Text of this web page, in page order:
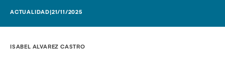
ACTUALIDAD |21/11/2025
ISABEL ALVAREZ CASTRO